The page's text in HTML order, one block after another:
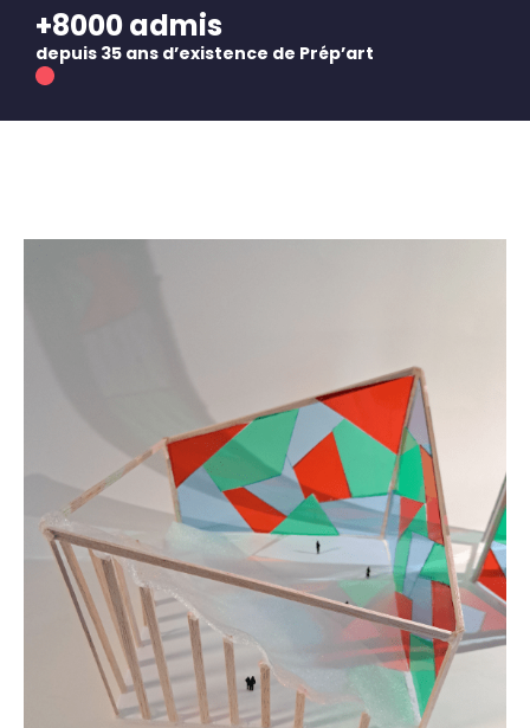
+8000 admis
depuis 35 ans d’existence de Prép’art